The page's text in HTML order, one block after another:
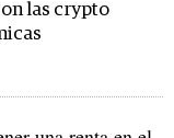
las crypto